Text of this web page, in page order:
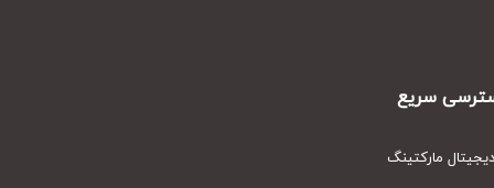
سریع
مارکتینگ